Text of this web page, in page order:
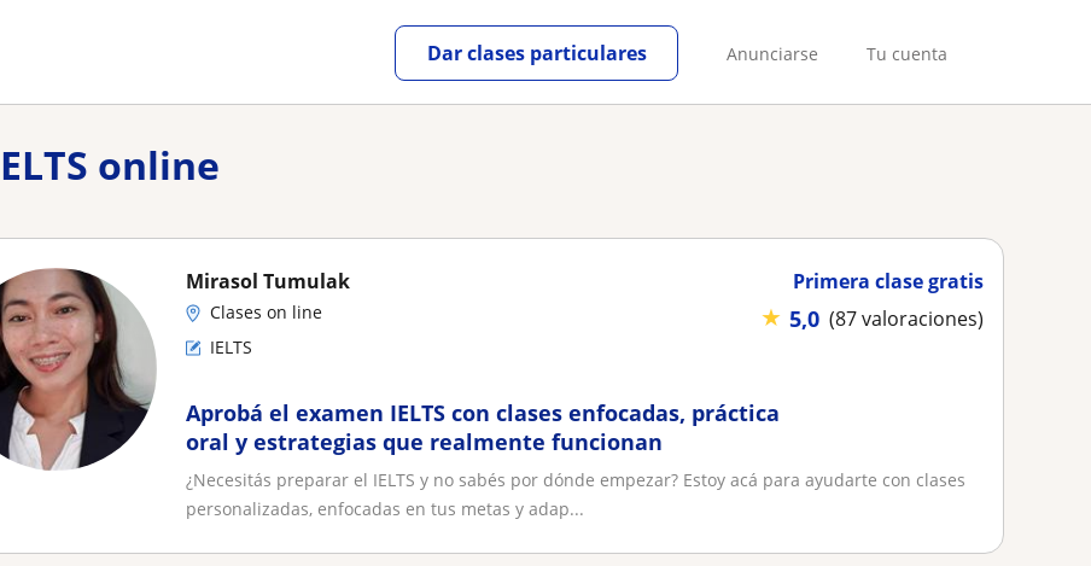
Anunciarse Tu cuenta
Dar clases particulares
online
Primera clase gratis
★ 5,0 (87 valoraciones)
Mirasol Tumulak
Clases on line
IELTS
Aprobá el examen IELTS con clases enfocadas, práctica
oral y estrategias que realmente funcionan
¿Necesitás preparar el IELTS y no sabés por dónde empezar? Estoy acá para ayudarte con clases
personalizadas, enfocadas en tus metas y adap...